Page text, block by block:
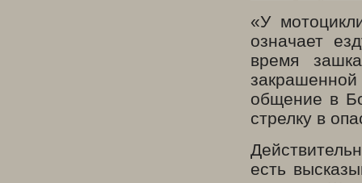
«У
означает
время
общение в
стрелку в
есть